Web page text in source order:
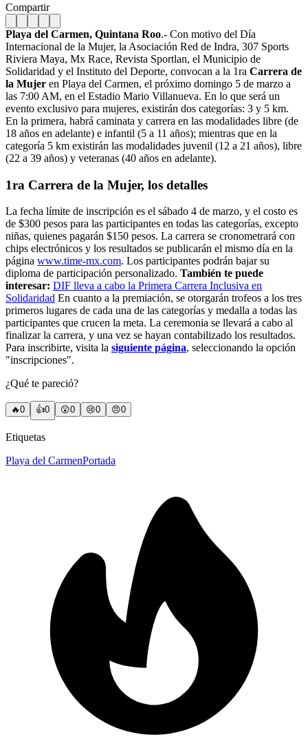
Compartir
Playa del Carmen, Quintana Roo.- Con motivo del Día
Internacional de la Mujer, la Asociación Red de Indra, 307 Sports
Riviera Maya, Mx Race, Revista Sportlan, el Municipio de
Solidaridad y el Instituto del Deporte, convocan a la 1ra Carrera de
la Mujer en Playa del Carmen, el próximo domingo 5 de marzo a
las 7:00 AM, en el Estadio Mario Villanueva. En lo que será un
evento exclusivo para mujeres, existirán dos categorías: 3 y 5 km.
En la primera, habrá caminata y carrera en las modalidades libre (de
18 años en adelante) e infantil (5 a 11 años); mientras que en la
categoría 5 km existirán las modalidades juvenil (12 a 21 años), libre
(22 a 39 años) y veteranas (40 años en adelante).
1ra Carrera de la Mujer, los detalles
La fecha límite de inscripción es el sábado 4 de marzo, y el costo es
de $300 pesos para las participantes en todas las categorías, excepto
niñas, quienes pagarán $150 pesos. La carrera se cronometrará con
chips electrónicos y los resultados se publicarán el mismo día en la
página www.time-mx.com. Los participantes podrán bajar su
diploma de participación personalizado. También te puede
interesar: DIF lleva a cabo la Primera Carrera Inclusiva en
Solidaridad En cuanto a la premiación, se otorgarán trofeos a los tres
primeros lugares de cada una de las categorías y medalla a todas las
participantes que crucen la meta. La ceremonia se llevará a cabo al
finalizar la carrera, y una vez se hayan contabilizado los resultados.
Para inscribirte, visita la siguiente página, seleccionando la opción
"inscripciones".
¿Qué te pareció?
🔥0 👍0 😲0 😢0 😠0
Etiquetas
Playa del CarmenPortada